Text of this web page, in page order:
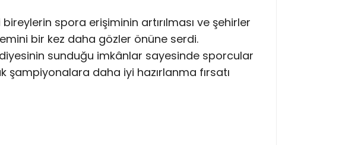
spora erişiminin artırılması ve şehirler
bir kez daha gözler önüne serdi.
sunduğu imkânlar sayesinde sporcular
daha iyi hazırlanma fırsatı